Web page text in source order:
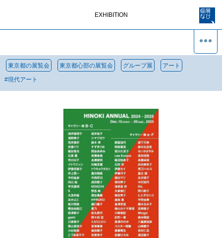
EXHIBITION
東京都の展覧会 東京都心部の展覧会 グループ展 アート
#現代アート